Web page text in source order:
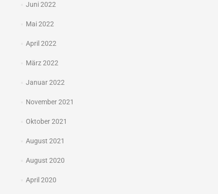
Juni 2022
Mai 2022
April 2022
März 2022
Januar 2022
November 2021
Oktober 2021
August 2021
August 2020
April 2020